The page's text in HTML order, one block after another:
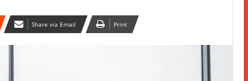
Share via Email Print